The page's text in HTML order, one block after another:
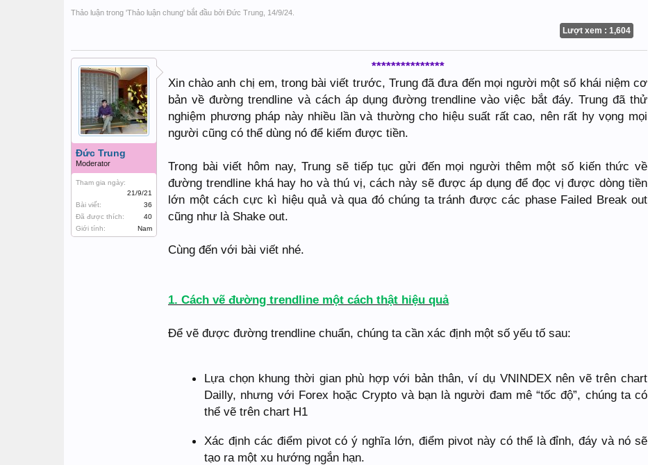
Thảo luận trong 'Thảo luận chung' bắt đầu bởi Đức Trung 14/9/24
Lượt xem : 1,604
Đức Trung
Moderator
Tham gia ngày:
21/9/21
Bài viết:
36
Đã được thích:
40
Giới tính:
Nam
***************
Xin chào anh chị em, trong bài viết trước, Trung đã đưa đến mọi người một số khái niệm cơ
bản về đường trendline và cách áp dụng đường trendline vào việc bắt đáy. Trung đã thử
nghiệm phương pháp này nhiều lần và thường cho hiệu suất rất cao, nên rất hy vọng mọi
người cũng có thể dùng nó để kiếm được tiền.
Trong bài viết hôm nay, Trung sẽ tiếp tục gửi đến mọi người thêm một số kiến thức về
đường trendline khá hay ho và thú vị, cách này sẽ được áp dụng để đọc vị được dòng tiền
lớn một cách cực kì hiệu quả và qua đó chúng ta tránh được các phase Failed Break out
cũng như là Shake out.
Cùng đến với bài viết nhé.
1. Cách vẽ đường trendline một cách thật hiệu quả
Để vẽ được đường trendline chuẩn, chúng ta cần xác định một số yếu tố sau:
Lựa chọn khung thời gian phù hợp với bản thân, ví dụ VNINDEX nên vẽ trên chart
Dailly, nhưng với Forex hoặc Crypto và bạn là người đam mê “tốc độ”, chúng ta có
thể vẽ trên chart H1
Xác định các điểm pivot có ý nghĩa lớn, điểm pivot này có thể là đỉnh, đáy và nó sẽ
tạo ra một xu hướng ngắn hạn.